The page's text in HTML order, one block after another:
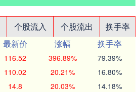
个股流入 个股流出
换手率
最新价 涨幅
换手率
116.52 396.89% 79.39%
110.02 20.21% 16.80%
14.8 20.03% 14.18%